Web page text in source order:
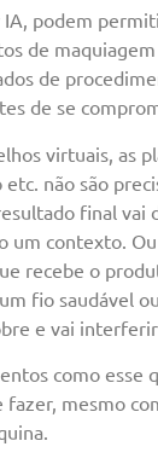
podem
de
de
de se
virtuais, as
não são
final vai
um contexto. Ou
recebe o
fio saudável
e vai
como esse
mesmo